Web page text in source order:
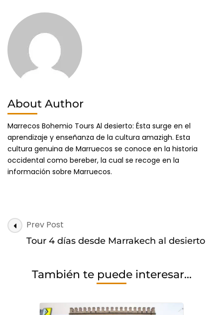
About Author
Marrecos Bohemio Tours Al desierto: Ésta surge en el
aprendizaje y enseñanza de la cultura amazigh. Esta
cultura genuina de Marruecos se conoce en la historia
occidental como bereber, la cual se recoge en la
información sobre Marruecos.
Post
Navigation
Prev Post
Tour 4 días desde Marrakech al desierto
También te puede interesar...